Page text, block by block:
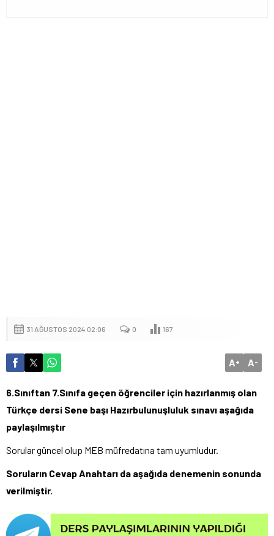
31 AĞUSTOS 2024 02:06 0 167
A+ A-
6.Sınıftan 7.Sınıfa geçen öğrenciler için hazırlanmış olan
Türkçe dersi Sene başı Hazırbulunuşluluk sınavı aşağıda
paylaşılmıştır
Sorular güncel olup MEB müfredatına tam uyumludur.
Soruların Cevap Anahtarı da aşağıda denemenin sonunda
verilmiştir.